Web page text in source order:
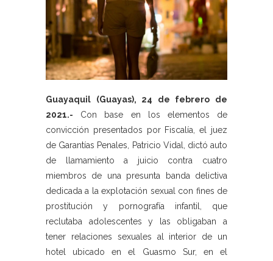
Guayaquil (Guayas), 24 de febrero de
2021.- Con base en los elementos de
convicción presentados por Fiscalía, el juez
de Garantías Penales, Patricio Vidal, dictó auto
de llamamiento a juicio contra cuatro
miembros de una presunta banda delictiva
dedicada a la explotación sexual con fines de
prostitución y pornografía infantil, que
reclutaba adolescentes y las obligaban a
tener relaciones sexuales al interior de un
hotel ubicado en el Guasmo Sur, en el